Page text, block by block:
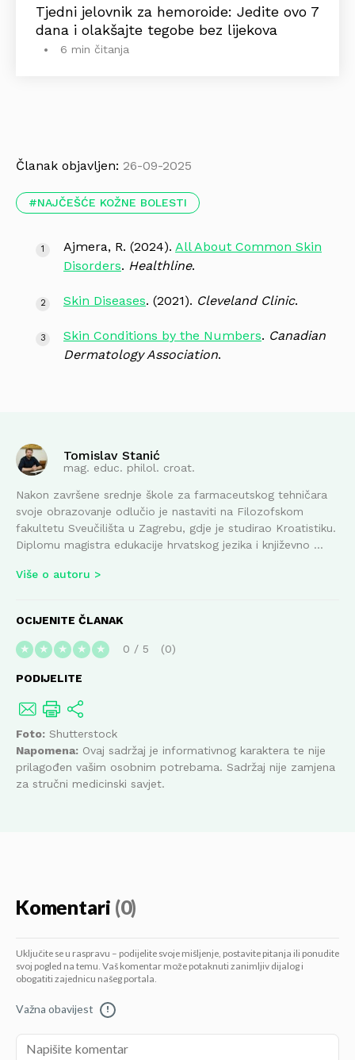
Tjedni jelovnik za hemoroide: Jedite ovo 7
dana i olakšajte tegobe bez lijekova
6 min čitanja
Članak objavljen: 26-09-2025
NAJČEŠĆE KOŽNE BOLESTI
Ajmera, R. (2024). All About Common Skin
Disorders. Healthline.
Skin Diseases. (2021). Cleveland Clinic.
Skin Conditions by the Numbers. Canadian
Dermatology Association.
Tomislav Stanić
mag. educ. philol. croat.
Nakon završene srednje škole za farmaceutskog tehničara
svoje obrazovanje odlučio je nastaviti na Filozofskom
fakultetu Sveučilišta u Zagrebu, gdje je studirao Kroatistiku.
Diplomu magistra edukacije hrvatskog jezika i književno ...
Više o autoru
OCIJENITE ČLANAK
★ ★ ★ ★ ★ 0 / 5 0
PODIJELITE
Foto: Shutterstock
Napomena: Ovaj sadržaj je informativnog karaktera te nije
prilagođen vašim osobnim potrebama. Sadržaj nije zamjena
za stručni medicinski savjet.
Komentari (0)
Uključite se u raspravu – podijelite svoje mišljenje, postavite pitanja ili ponudite
svoj pogled na temu. Vaš komentar može potaknuti zanimljiv dijalog i
obogatiti zajednicu našeg portala.
Važna obavijest !